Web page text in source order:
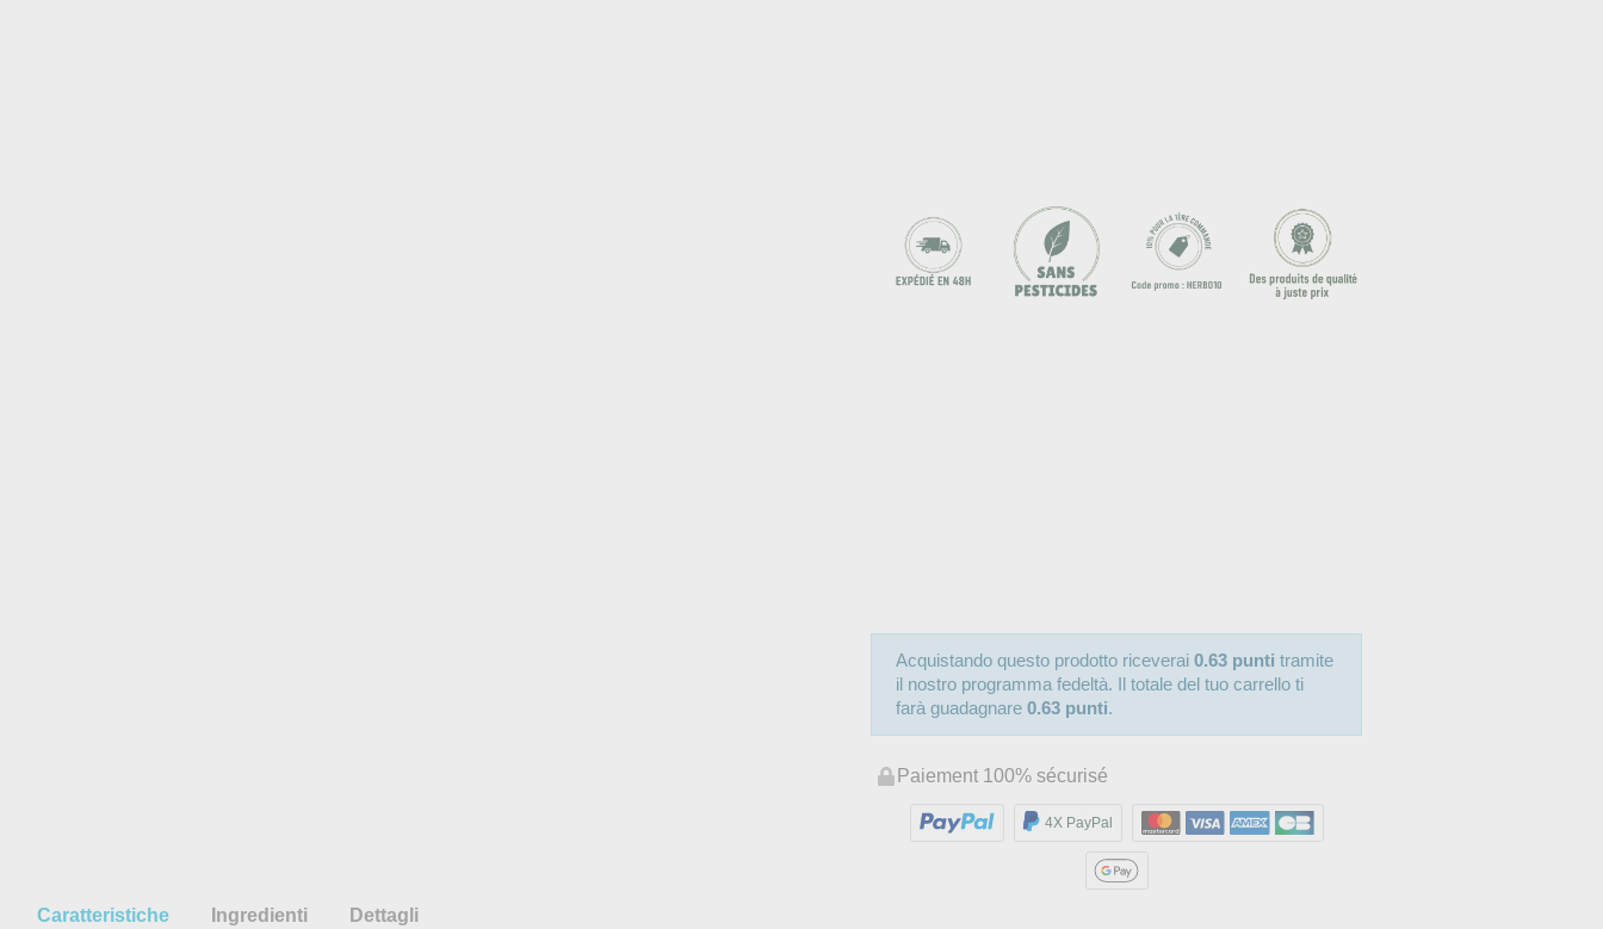
Acquistando questo prodotto riceverai0.63 punti tramite
il nostro programma fedeltà. Il totale del tuo carrello ti
farà guadagnare0.63 punti.
Paiement 100% sécurisé
4X PayPal
Caratteristiche Ingredienti Dettagli